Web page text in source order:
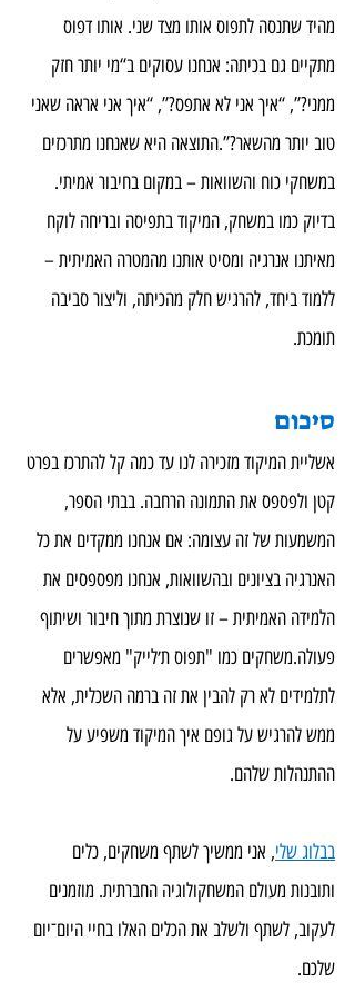
מהיד שתנסה לתפוס אותו מצד שני. אותו דפוס
מתקיים גם בכיתה: אנחנו עסוקים ב“מי יותר חזק
ממני?”, “איך אני לא אתפס?”, “איך אני אראה שאני
טוב יותר מהשאר?”.התוצאה היא שאנחנו מתרכזים
במשחקי כוח והשוואות – במקום בחיבור אמיתי.
בדיוק כמו במשחק, המיקוד בתפיסה ובריחה לוקח
מאיתנו אנרגיה ומסיט אותנו מהמטרה האמיתית –
ללמוד ביחד, להרגיש חלק מהכיתה, וליצור סביבה
תומכת.
סיכום
אשליית המיקוד מזכירה לנו עד כמה קל להתרכז בפרט
קטן ולפספס את התמונה הרחבה. בבתי הספר,
המשמעות של זה עצומה: אם אנחנו ממקדים את כל
האנרגיה בציונים ובהשוואות, אנחנו מפספסים את
הלמידה האמיתית – זו שנוצרת מתוך חיבור ושיתוף
פעולה.משחקים כמו "תפוס ת׳לייק" מאפשרים
לתלמידים לא רק להבין את זה ברמה השכלית, אלא
ממש להרגיש על גופם איך המיקוד משפיע על
ההתנהלות שלהם.
בבלוג שלי, אני ממשיך לשתף משחקים, כלים
ותובנות מעולם המשחקולוגיה החברתית. מוזמנים
לעקוב, לשתף ולשלב את הכלים האלו בחיי היום־יום
שלכם.